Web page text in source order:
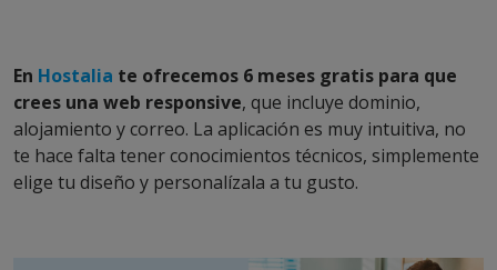
En Hostalia te ofrecemos 6 meses gratis para que
crees una web responsive, que incluye dominio,
alojamiento y correo. La aplicación es muy intuitiva, no
te hace falta tener conocimientos técnicos, simplemente
elige tu diseño y personalízala a tu gusto.